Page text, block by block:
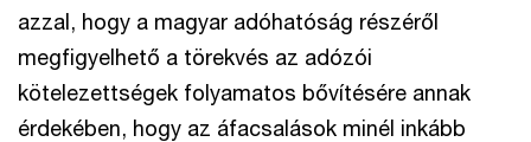
azzal, hogy a magyar adóhatóság részéről
megfigyelhető a törekvés az adózói
kötelezettségek folyamatos bővítésére annak
érdekében, hogy az áfacsalások minél inkább